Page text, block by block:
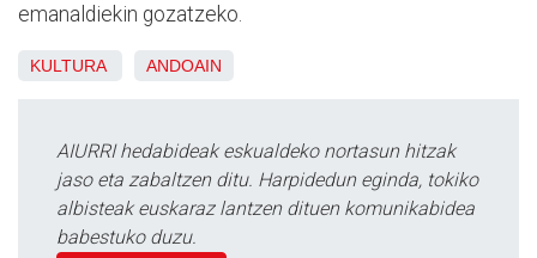
emanaldiekin gozatzeko.
KULTURA ANDOAIN
AIURRI hedabideak eskualdeko nortasun hitzak
jaso eta zabaltzen ditu. Harpidedun eginda, tokiko
albisteak euskaraz lantzen dituen komunikabidea
babestuko duzu.